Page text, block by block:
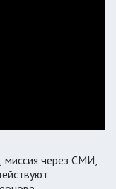
миссия через СМИ,